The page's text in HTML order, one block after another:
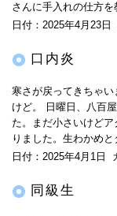
さんに手入れの仕方
日付： 2025年4月23日
口内炎
寒さが戻ってきちゃ
けど。 日曜日、八百
た。まだ小さいけど
りました。生わかめ
日付： 2025年4月1日
同級生